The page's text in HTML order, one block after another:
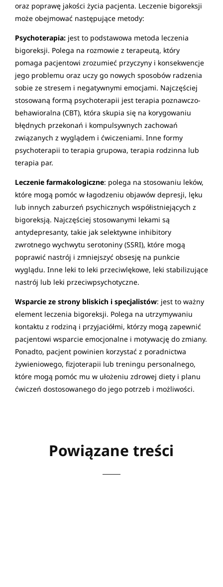
oraz poprawę jakości życia pacjenta. Leczenie bigoreksji
może obejmować następujące metody:
Psychoterapia: jest to podstawowa metoda leczenia
bigoreksji. Polega na rozmowie z terapeutą, który
pomaga pacjentowi zrozumieć przyczyny i konsekwencje
jego problemu oraz uczy go nowych sposobów radzenia
sobie ze stresem i negatywnymi emocjami. Najczęściej
stosowaną formą psychoterapii jest terapia poznawczo-
behawioralna (CBT), która skupia się na korygowaniu
błędnych przekonań i kompulsywnych zachowań
związanych z wyglądem i ćwiczeniami. Inne formy
psychoterapii to terapia grupowa, terapia rodzinna lub
terapia par.
Leczenie farmakologiczne: polega na stosowaniu leków,
które mogą pomóc w łagodzeniu objawów depresji, lęku
lub innych zaburzeń psychicznych współistniejących z
bigoreksją. Najczęściej stosowanymi lekami są
antydepresanty, takie jak selektywne inhibitory
zwrotnego wychwytu serotoniny (SSRI), które mogą
poprawić nastrój i zmniejszyć obsesję na punkcie
wyglądu. Inne leki to leki przeciwlękowe, leki stabilizujące
nastrój lub leki przeciwpsychotyczne.
Wsparcie ze strony bliskich i specjalistów: jest to ważny
element leczenia bigoreksji. Polega na utrzymywaniu
kontaktu z rodziną i przyjaciółmi, którzy mogą zapewnić
pacjentowi wsparcie emocjonalne i motywację do zmiany.
Ponadto, pacjent powinien korzystać z poradnictwa
żywieniowego, fizjoterapii lub treningu personalnego,
które mogą pomóc mu w ułożeniu zdrowej diety i planu
ćwiczeń dostosowanego do jego potrzeb i możliwości.
Powiązane treści